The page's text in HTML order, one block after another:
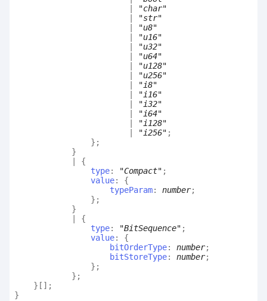
"char"
"str"
"u8"
"u16"
"u32"
"u64"
"u128"
"u256"
"i8"
"i16"
"i32"
"i64"
"i128"
"i256" ;
} ;
}
{
type: "Compact" ;
value: {
typeParam: number;
} ;
}
{
type: "BitSequence" ;
value: {
bitOrderType: number;
bitStoreType: number;
} ;
} ;
} [] ;
}